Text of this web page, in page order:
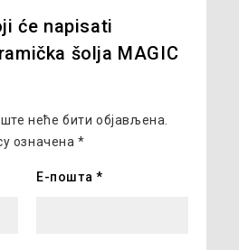
će napisati
šolja MAGIC
неће бити објављена.
означена*
Е-пошта *